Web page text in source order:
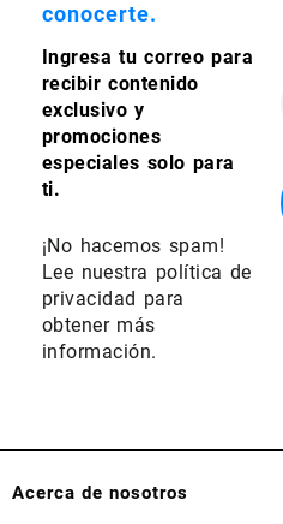
conocerte.
Ingresa tu correo para
recibir contenido
exclusivo y
promociones
especiales solo para
ti.
¡No hacemos spam!
Lee nuestra política de
privacidad para
obtener más
información.
Acerca de nosotros